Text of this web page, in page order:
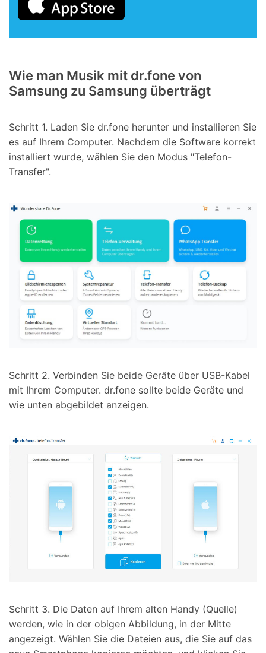
Wie man Musik mit dr.fone von
Samsung zu Samsung überträgt
Schritt 1. Laden Sie dr.fone herunter und installieren Sie
es auf Ihrem Computer. Nachdem die Software korrekt
installiert wurde, wählen Sie den Modus "Telefon-
Transfer".
Schritt 2. Verbinden Sie beide Geräte über USB-Kabel
mit Ihrem Computer. dr.fone sollte beide Geräte und
wie unten abgebildet anzeigen.
Schritt 3. Die Daten auf Ihrem alten Handy (Quelle)
werden, wie in der obigen Abbildung, in der Mitte
angezeigt. Wählen Sie die Dateien aus, die Sie auf das